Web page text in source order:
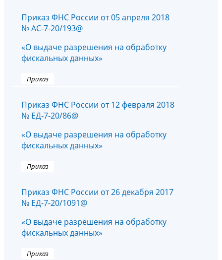
Приказ ФНС России от 05 апреля 2018
№ АС-7-20/193@
«О выдаче разрешения на обработку
фискальных данных»
Приказ
Приказ ФНС России от 12 февраля 2018
№ ЕД-7-20/86@
«О выдаче разрешения на обработку
фискальных данных»
Приказ
Приказ ФНС России от 26 декабря 2017
№ ЕД-7-20/1091@
«О выдаче разрешения на обработку
фискальных данных»
Приказ